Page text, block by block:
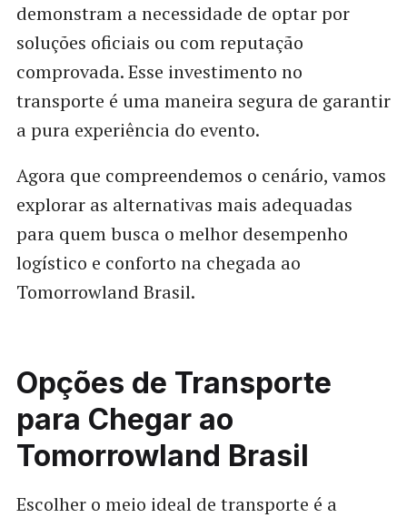
demonstram a necessidade de optar por
soluções oficiais ou com reputação
comprovada. Esse investimento no
transporte é uma maneira segura de garantir
a pura experiência do evento.
Agora que compreendemos o cenário, vamos
explorar as alternativas mais adequadas
para quem busca o melhor desempenho
logístico e conforto na chegada ao
Tomorrowland Brasil.
Opções de Transporte
para Chegar ao
Tomorrowland Brasil
Escolher o meio ideal de transporte é a